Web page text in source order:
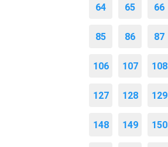
64 65 66
85 86 87
106 107 108
127 128 129
148 149 150